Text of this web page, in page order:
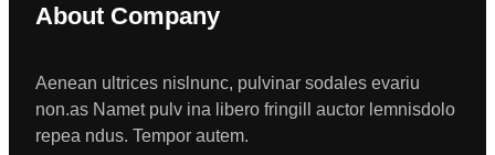
About Company
Aenean ultrices nislnunc, pulvinar sodales evariu
non.as Namet pulv ina libero fringill auctor lemnisdolo
repea ndus. Tempor autem.